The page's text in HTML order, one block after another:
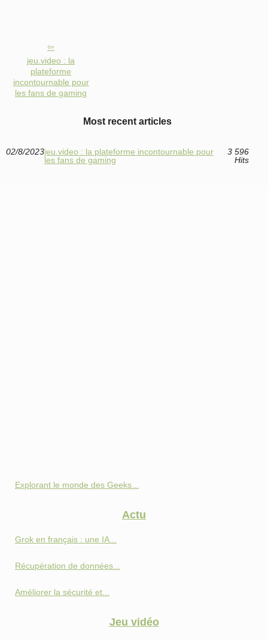
jeu.video : la
plateforme
incontournable pour
les fans de gaming
Most recent articles
02/8/2023jeu.video : la plateforme incontournable pour
les fans de gaming
3 596
Hits
Explorant le monde des Geeks...
Actu
Grok en français : une IA...
Récupération de données...
Améliorer la sécurité et...
Jeu vidéo